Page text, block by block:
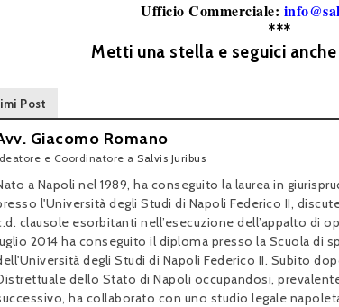
Ufficio Commerciale:
***
Metti una stella e seguici anche
Post
Giacomo Romano
e Coordinatore a Salvis Juribus
a Napoli nel 1989, ha conseguito la laurea in
l'Università degli Studi di Napoli Federico II,
clausole esorbitanti nell’esecuzione dell’appalto di
2014 ha conseguito il diploma presso la Scuola di
degli Studi di Napoli Federico II. Subito
dello Stato di Napoli occupandosi,
ha collaborato con uno studio legale